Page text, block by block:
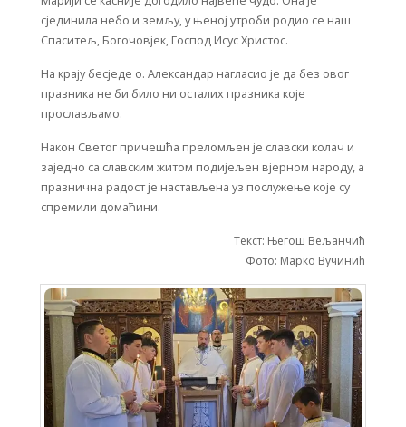
сјединила небо и земљу, у њеној утроби родио се наш
Спаситељ, Богочовјек, Господ Исус Христос.
На крају бесједе о. Александар нагласио је да без овог
празника не би било ни осталих празника које
прослављамо.
Након Светог причешћа преломљен је славски колач и
заједно са славским житом подијељен вјерном народу, а
празнична радост је настављена уз послужење које су
спремили домаћини.
Текст: Његош Вељанчић
Фото: Марко Вучинић